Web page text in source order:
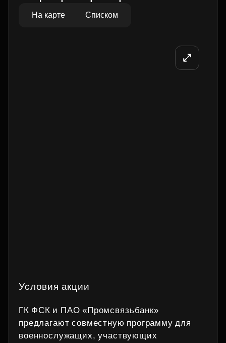
На карте Списком
Условия акции
ГК ФСК и ПАО «Промсвязьбанк»
предлагают совместную программу для
военнослужащих, участвующих